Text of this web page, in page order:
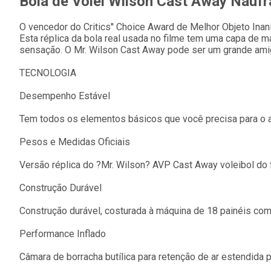
O vencedor do Critics'' Choice Award de Melhor Objeto
Esta réplica da bola real usada no filme tem uma capa de
sensação. O Mr. Wilson Cast Away pode ser um grande
TECNOLOGIA
Desempenho Estável
Tem todos os elementos básicos que você precisa para o
Pesos e Medidas Oficiais
Versão réplica do ?Mr. Wilson? AVP Cast Away voleibol
Construção Durável
Construção durável, costurada à máquina de 18 painéis
Performance Inflado
Câmara de borracha butílica para retenção de ar estendida